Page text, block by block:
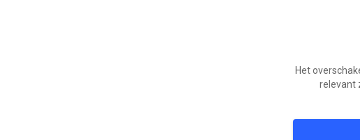
Het
relevant